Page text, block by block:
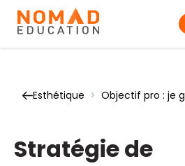
Esthétique > Objectif pro : je
Stratégie de